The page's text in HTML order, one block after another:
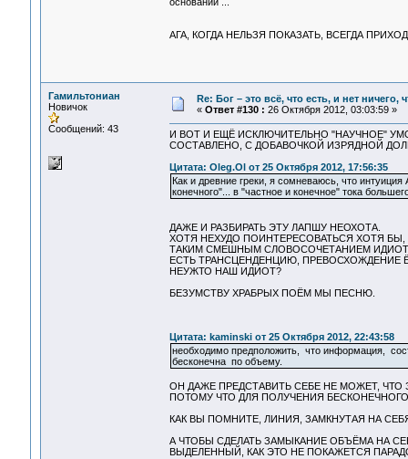
АГА, КОГДА НЕЛЬЗЯ ПОКАЗАТЬ, ВСЕГДА
Гамильтониан
Новичок
Сообщений: 43
Re: Бог – это всё, что есть, и нет
« Ответ #130 : 26 Октября 2012, 03:03:59 »
И ВОТ И ЕЩЁ ИСКЛЮЧИТЕЛЬНО "НАУЧНОЕ"
СОСТАВЛЕНО, С ДОБАВОЧКОЙ ИЗРЯДНОЙ
Цитата: Oleg.Ol от 25 Октября 2012, 17:56:35
Как и древние греки, я сомневаюсь, что
конечного"... в "частное и конечное" тока
ДАЖЕ И РАЗБИРАТЬ ЭТУ ЛАПШУ НЕОХОТА.
ХОТЯ НЕХУДО ПОИНТЕРЕСОВАТЬСЯ ХОТЯ
ТАКИМ СМЕШНЫМ СЛОВОСОЧЕТАНИЕМ ИДИОТ
ЕСТЬ ТРАНСЦЕНДЕНЦИЮ, ПРЕВОСХОЖДЕНИЕ
НЕУЖТО НАШ ИДИОТ?
БЕЗУМСТВУ ХРАБРЫХ ПОЁМ МЫ ПЕСНЮ.
Цитата: kaminski от 25 Октября 2012, 22:43:58
необходимо предположить, что информация,
бесконечна по объему.
ОН ДАЖЕ ПРЕДСТАВИТЬ СЕБЕ НЕ МОЖЕТ, ЧТО
ПОТОМУ ЧТО ДЛЯ ПОЛУЧЕНИЯ
КАК ВЫ ПОМНИТЕ, ЛИНИЯ, ЗАМКНУТАЯ НА
А ЧТОБЫ СДЕЛАТЬ ЗАМЫКАНИЕ ОБЪЁМА НА
ВЫДЕЛЕННЫЙ, КАК ЭТО НЕ ПОКАЖЕТСЯ